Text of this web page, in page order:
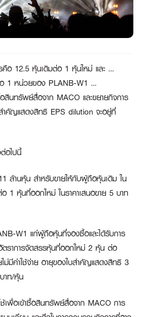
คือ 12.5 หุ้นเดิมต่อ 1 หุ้นใหม่ และ …
1 หน่วยของ PLANB-W1 …
นทรัพย์สื่อจาก MACO และขยายกิจการ
ำคัญแสดงสิทธิ EPS dilution จะอยู่ที่
อไปนี้
ล้านหุ้น สำหรับขายให้กับผู้ถือหุ้นเดิม ใน
1 หุ้นที่ออกใหม่ ในราคาเสนอขาย 5 บาท
W1 แก่ผู้ถือหุ้นที่จองซื้อและได้รับการ
ราการจัดสรรหุ้นที่ออกใหม่ 2 หุ้น ต่อ
มีค่าใช้จ่าย อายุของใบสำคัญแสดงสิทธิ 3
าท/หุ้น
ใช้เพื่อเข้าซื้อสินทรัพย์สื่อจาก MACO การ